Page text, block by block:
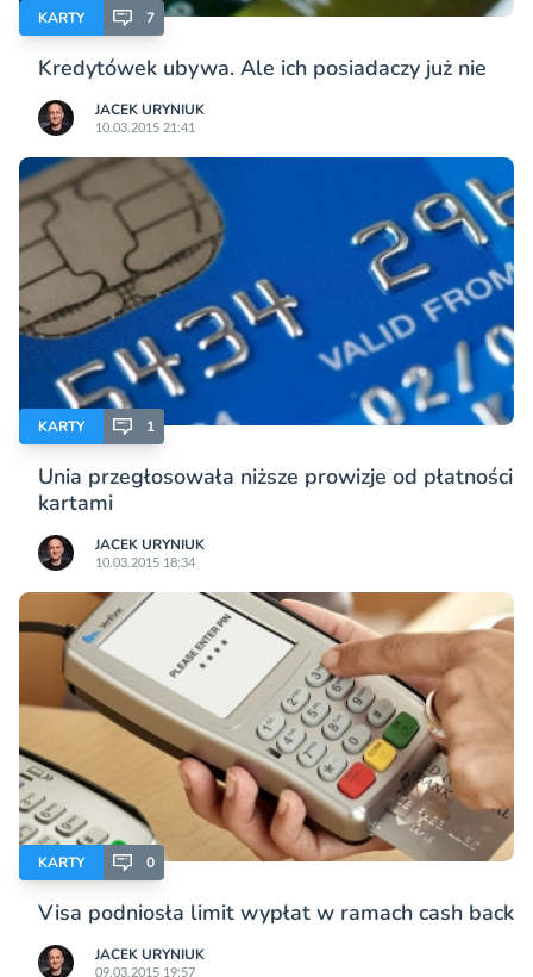
KARTY 7
Kredytówek ubywa. Ale ich posiadaczy już nie
JACEK URYNIUK
10.03.2015 21:41
KARTY 1
Unia przegłosowała niższe prowizje od płatności
kartami
JACEK URYNIUK
10.03.2015 18:34
KARTY 0
Visa podniosła limit wypłat w ramach cash back
JACEK URYNIUK
09.03.2015 19:57